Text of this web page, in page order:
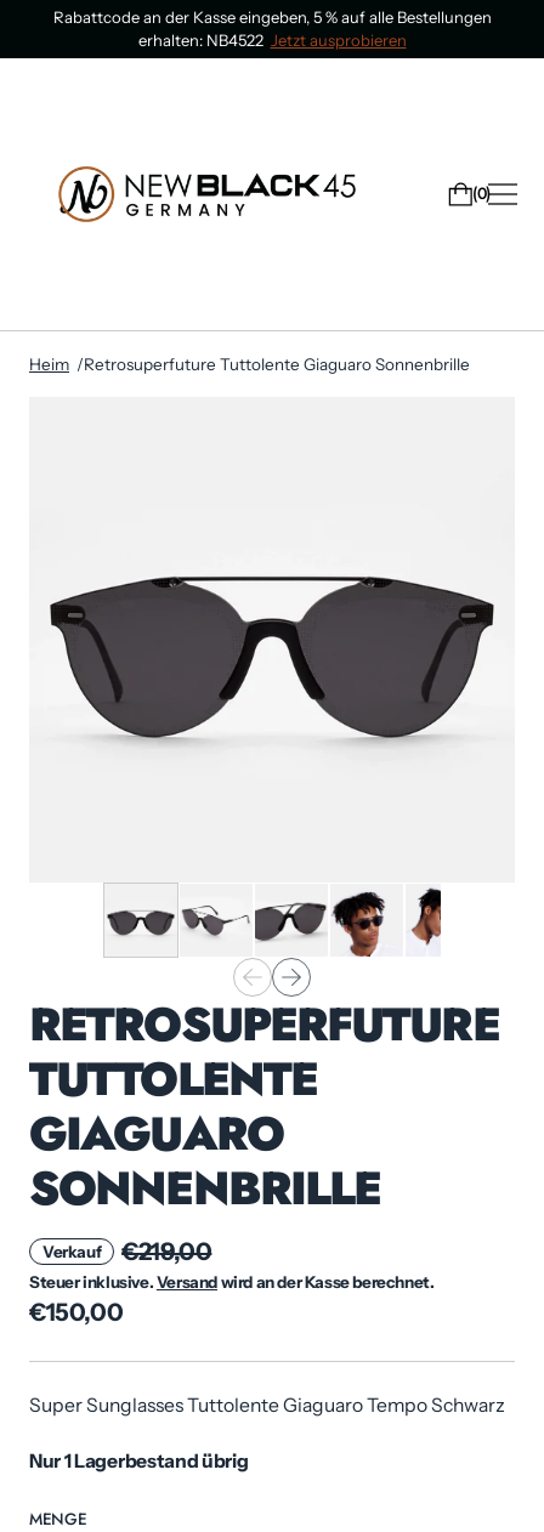
Rabattcode an der Kasse eingeben, 5 % auf alle Bestellungen
erhalten: NB4522 Jetzt ausprobieren
0
Heim Retrosuperfuture Tuttolente Giaguaro Sonnenbrille
RETROSUPERFUTURE
TUTTOLENTE
GIAGUARO
SONNENBRILLE
Verkauf €219,00
€150,00
Steuer inklusive.Versandwird an der Kasse berechnet.
Super Sunglasses Tuttolente Giaguaro Tempo Schwarz
Nur 1 Lagerbestand übrig
MENGE